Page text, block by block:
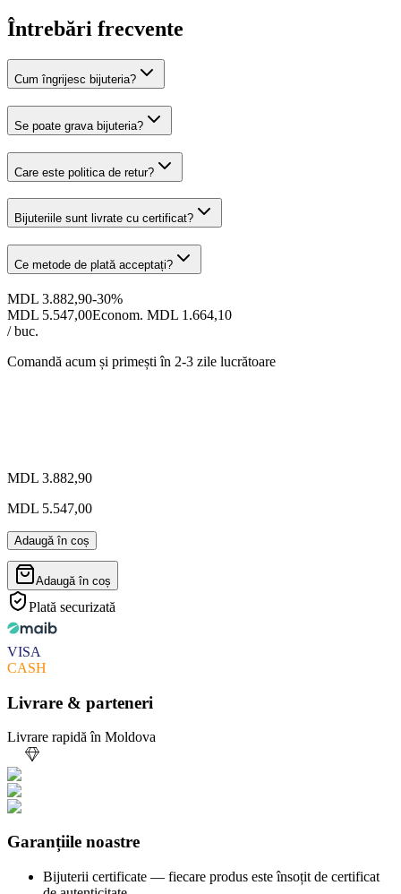
Întrebări frecvente
Cum îngrijesc bijuteria?
Se poate grava bijuteria?
Care este politica de retur?
Bijuteriile sunt livrate cu certificat?
Ce metode de plată acceptați?
MDL 3.882,90-30%
MDL 5.547,00Econom. MDL 1.664,10
/ buc.
Comandă acum și primești în 2-3 zile lucrătoare
MDL 3.882,90
MDL 5.547,00
Adaugă în coș
Adaugă în coș
Plată securizată
VISA
CASH
Livrare & parteneri
Livrare rapidă în Moldova
Garanțiile noastre
Bijuterii certificate — fiecare produs este însoțit de certificat